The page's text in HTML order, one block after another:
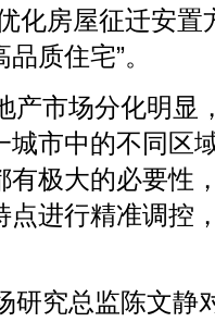
化房屋征迁安置
质住宅”。
市场分化明显
市中的不同区
有极大的必要性
点进行精准调控
究总监陈文静